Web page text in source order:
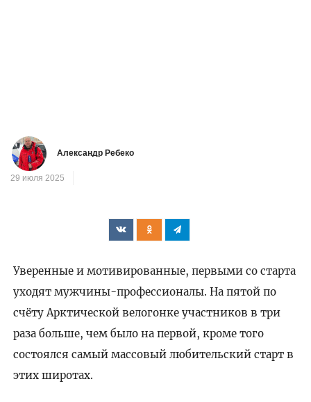
Александр Ребеко
29 июля 2025
Уверенные и мотивированные, первыми со старта
уходят мужчины-профессионалы. На пятой по
счёту Арктической велогонке участников в три
раза больше, чем было на первой, кроме того
состоялся самый массовый любительский старт в
этих широтах.